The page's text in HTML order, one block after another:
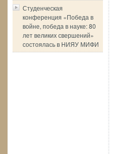
Студенческая
конференция «Победа в
войне, победа в науке: 80
лет великих свершений»
состоялась в НИЯУ МИФИ